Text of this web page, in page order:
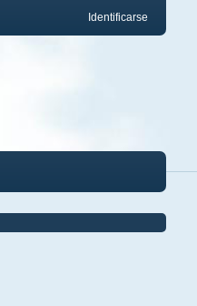
Identificarse